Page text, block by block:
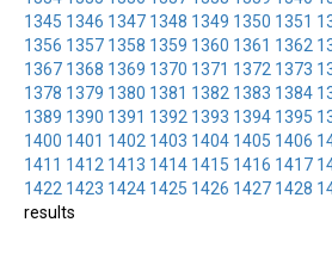
1345 1346 1347 1348 1349 1350 1351
1356 1357 1358 1359 1360 1361 1362
1367 1368 1369 1370 1371 1372 1373
1378 1379 1380 1381 1382 1383 1384
1389 1390 1391 1392 1393 1394 1395
1400 1401 1402 1403 1404 1405 1406
1411 1412 1413 1414 1415 1416 1417
1422 1423 1424 1425 1426 1427 1428
results